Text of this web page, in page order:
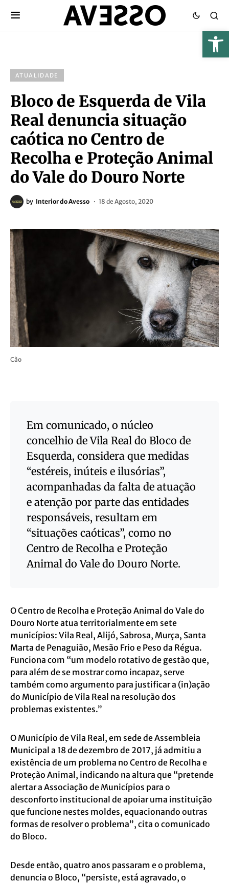
ATUALIDADE
Bloco de Esquerda de Vila
Real denuncia situação
caótica no Centro de
Recolha e Proteção Animal
do Vale do Douro Norte
by Interior do Avesso 18 de Agosto, 2020
Cão
Em comunicado, o núcleo
concelhio de Vila Real do Bloco de
Esquerda, considera que medidas
“estéreis, inúteis e ilusórias”,
acompanhadas da falta de atuação
e atenção por parte das entidades
responsáveis, resultam em
“situações caóticas”, como no
Centro de Recolha e Proteção
Animal do Vale do Douro Norte.
O Centro de Recolha e Proteção Animal do Vale do
Douro Norte atua territorialmente em sete
municípios: Vila Real, Alijó, Sabrosa, Murça, Santa
Marta de Penaguião, Mesão Frio e Peso da Régua.
Funciona com “um modelo rotativo de gestão que,
para além de se mostrar como incapaz, serve
também como argumento para justificar a (in)ação
do Município de Vila Real na resolução dos
problemas existentes.”
O Município de Vila Real, em sede de Assembleia
Municipal a 18 de dezembro de 2017, já admitiu a
existência de um problema no Centro de Recolha e
Proteção Animal, indicando na altura que “pretende
alertar a Associação de Municípios para o
desconforto institucional de apoiar uma instituição
que funcione nestes moldes, equacionando outras
formas de resolver o problema”, cita o comunicado
do Bloco.
Desde então, quatro anos passaram e o problema,
denuncia o Bloco, “persiste, está agravado, o